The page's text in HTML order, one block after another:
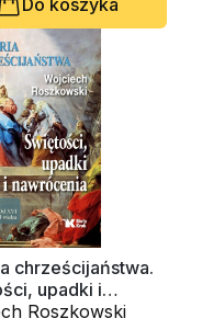
chrześcijaństwa.
upadki i
Tom 2
Roszkowski